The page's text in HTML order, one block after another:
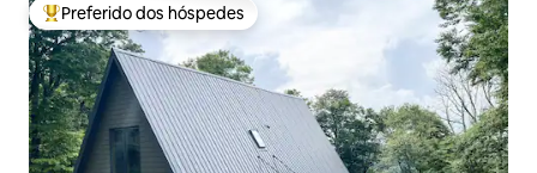
Entre os melhores preferidos dos hóspedes
Preferido dos hóspedes